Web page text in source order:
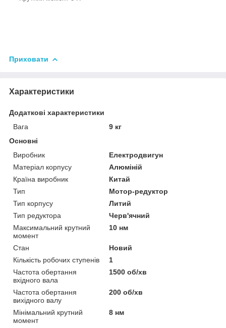
Приховати
Характеристики
Додаткові характеристики
Вага
9 кг
Основні
Виробник
Електродвигун
Матеріал корпусу
Алюміній
Країна виробник
Китай
Тип
Мотор-редуктор
Тип корпусу
Литий
Тип редуктора
Черв'ячний
Максимальний крутний
момент
10 нм
Стан
Новий
Кількість робочих ступенів
1
Частота обертання
вхідного вала
1500 об/хв
Частота обертання
вихідного валу
200 об/хв
Мінімальний крутний
момент
8 нм